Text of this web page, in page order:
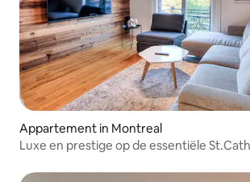
Appartement in Montreal
Luxe en prestige op de essentiële